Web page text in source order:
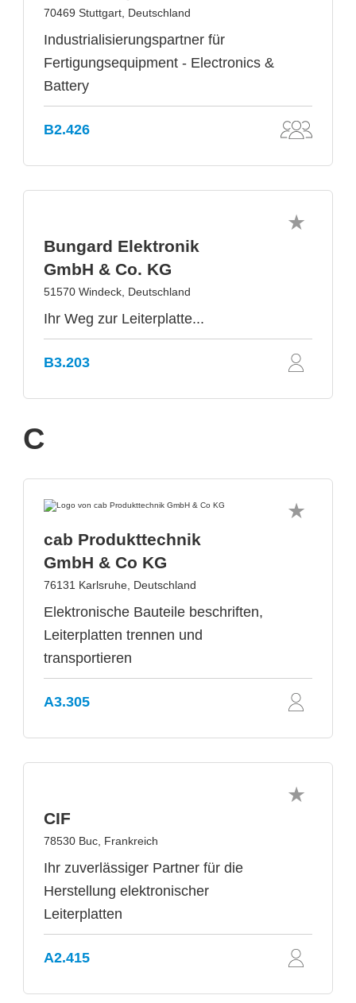
70469 Stuttgart, Deutschland
Industrialisierungspartner für
Fertigungsequipment - Electronics &
Battery
B2.426
Bungard Elektronik
GmbH & Co. KG
51570 Windeck, Deutschland
Ihr Weg zur Leiterplatte...
B3.203
C
cab Produkttechnik
GmbH & Co KG
76131 Karlsruhe, Deutschland
Elektronische Bauteile beschriften,
Leiterplatten trennen und
transportieren
A3.305
CIF
78530 Buc, Frankreich
Ihr zuverlässiger Partner für die
Herstellung elektronischer
Leiterplatten
A2.415